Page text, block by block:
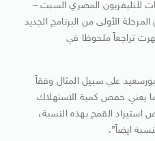
للتليفزيون المصري السبت –
الأولى من البرنامج الجديد
تراجعاً ملحوظا في
علي سبيل المثال وفقاً
ال30%، وهو ما يعني خفض كمية الاستهلاك
استيراد القمح بهذه النسبة،
ايضاً”.